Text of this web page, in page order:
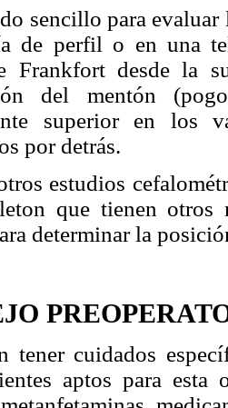
sencillo para evaluar
de perfil o en una
Frankfort desde la
del mentón
superior en los
por detrás.
estudios
que tienen otros
determinar la
tener cuidados
aptos para esta